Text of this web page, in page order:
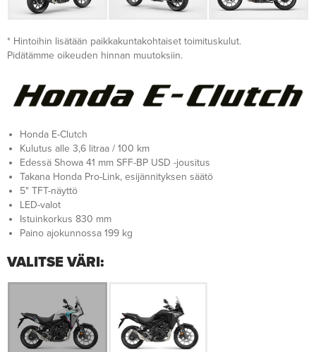
* Hintoihin lisätään paikkakuntakohtaiset toimituskulut.
Pidätämme oikeuden hinnan muutoksiin.
Honda E-Clutch
Kulutus alle 3,6 litraa / 100 km
Edessä Showa 41 mm SFF­-BP USD -jousitus
Takana Honda Pro-Link, esijännityksen säätö
5" TFT-näyttö
LED-valot
Istuinkorkus 830 mm
Paino ajokunnossa 199 kg
VALITSE VÄRI: